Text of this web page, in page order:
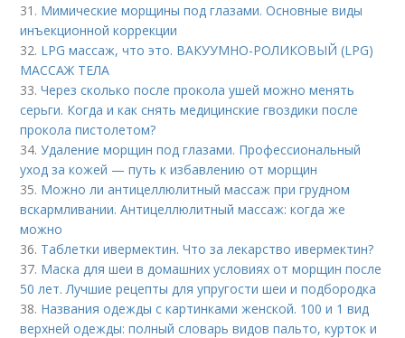
31. Мимические морщины под глазами. Основные виды
инъекционной коррекции
32. LPG массаж, что это. ВАКУУМНО-РОЛИКОВЫЙ (LPG)
МАССАЖ ТЕЛА
33.Через сколько после прокола ушей можно менять
серьги. Когда и как снять медицинские гвоздики после
прокола пистолетом?
34.Удаление морщин под глазами. Профессиональный
уход за кожей — путь к избавлению от морщин
35. Можно ли антицеллюлитный массаж при грудном
вскармливании. Антицеллюлитный массаж: когда же
можно
36. Таблетки ивермектин. Что за лекарство ивермектин?
37. Маска для шеи в домашних условиях от морщин после
50 лет. Лучшие рецепты для упругости шеи и подбородка
38. Названия одежды с картинками женской. 100 и 1 вид
верхней одежды: полный словарь видов пальто, курток и